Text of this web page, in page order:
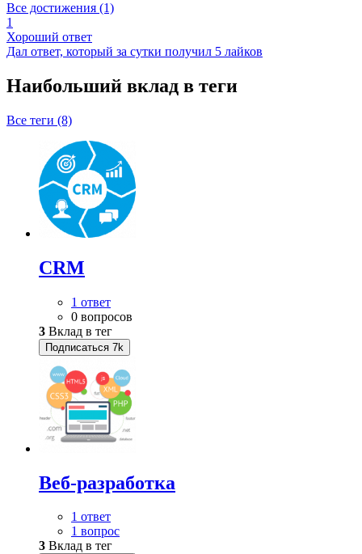
Все достижения (1)
1
Хороший ответ
Дал ответ, который за сутки получил 5 лайков
Наибольший вклад в теги
Все теги (8)
CRM
1 ответ
0 вопросов
3 Вклад в тег
Подписаться 7k
Веб-разработка
1 ответ
1 вопрос
3 Вклад в тег